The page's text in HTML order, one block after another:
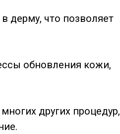
дерму, что позволяет
обновления кожи,
других процедур,